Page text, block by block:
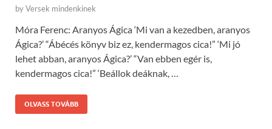
byVersek mindenkinek
Móra Ferenc: Aranyos Ágica ‘Mi van a kezedben, aranyos
Ágica?’ “Ábécés könyv biz ez, kendermagos cica!” ‘Mi jó
lehet abban, aranyos Ágica?’ “Van ebben egér is,
kendermagos cica!” ‘Beállok deáknak, …
OLVASS TOVÁBB